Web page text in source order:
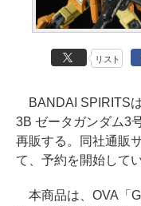
リスト
BANDAI SPIRITS
3B ゼータガンダム3
再販する。同社通販
て、予約を開始して
本商品は、OVA「